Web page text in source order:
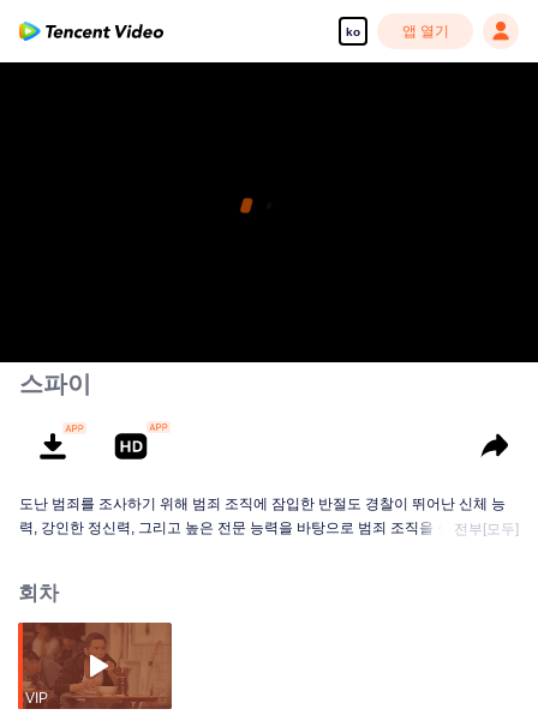
ko 앱 열기
스파이
도난 범죄를 조사하기 위해 범죄 조직에 잠입한 반절도 경찰이 뛰어난 신체 능
력, 강인한 정신력, 그리고 높은 전문 능력을 바탕으로 범죄 조직을 성공적으로
전부[모두]
회차
VIP